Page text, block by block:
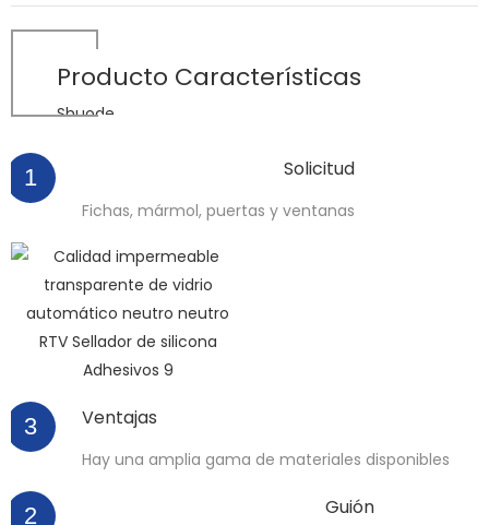
Producto Características
Shuode
1 Solicitud
Fichas, mármol, puertas y ventanas
3 Ventajas
Hay una amplia gama de materiales disponibles
2 Guión